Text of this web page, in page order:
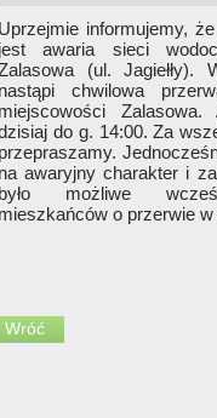
Uprzejmie informujemy,
jest awaria sieci
(ul.
nastąpi chwilowa
miejscowości
do g. 14:00. Za
przepraszamy.
na awaryjny charakter i
było możliwe
mieszkańców o przerwie
Wróć